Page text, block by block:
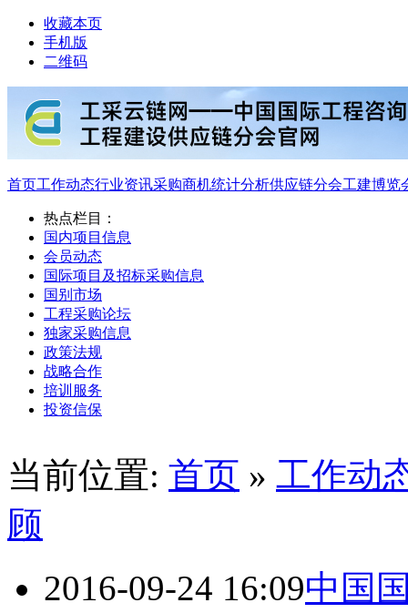
收藏本页
手机版
二维码
首页工作动态行业资讯采购商机统计分析供应链分会工建博览
热点栏目：
国内项目信息
会员动态
国际项目及招标采购信息
国别市场
工程采购论坛
独家采购信息
政策法规
战略合作
培训服务
投资信保
当前位置: 首页 » 工作动
顾
2016-09-24 16:09中国